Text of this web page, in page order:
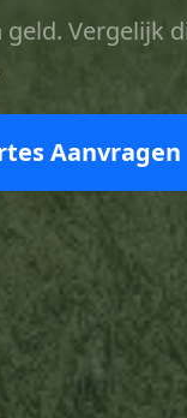
geld. Vergelijk
Aanvragen